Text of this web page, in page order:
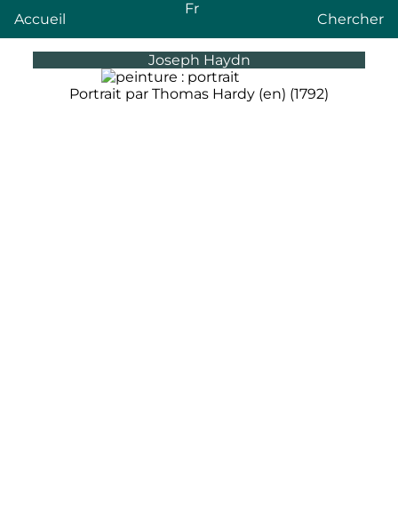
Accueil
Fr
Chercher
Joseph Haydn
Portrait par Thomas Hardy (en) (1792)